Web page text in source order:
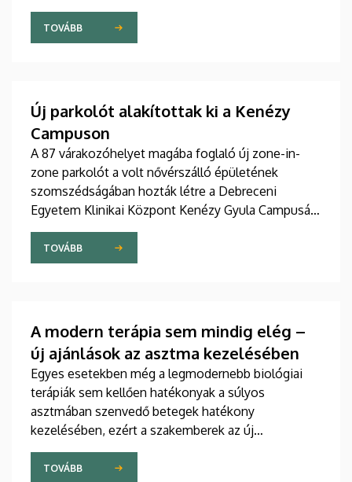
elnöke, valamint Szőllősi Anna ápolási és
szakdolgozói igazgató adta át pénteken
ünnepélyes keretek között az Elnöki Hivatalban.
TOVÁBB
Új parkolót alakítottak ki a Kenézy
Campuson
A 87 várakozóhelyet magába foglaló új zone-in-
zone parkolót a volt nővérszálló épületének
szomszédságában hozták létre a Debreceni
Egyetem Klinikai Központ Kenézy Gyula Campusán.
Az új területet várhatóan augusztusban nyitják meg
a járművek előtt.
TOVÁBB
A modern terápia sem mindig elég –
új ajánlások az asztma kezelésében
Egyes esetekben még a legmodernebb biológiai
terápiák sem kellően hatékonyak a súlyos
asztmában szenvedő betegek hatékony
kezelésében, ezért a szakemberek az új
gyógyszerek kifejlesztésére irányuló kutatások
felgyorsítását sürgetik. A témában a közelmúltban
TOVÁBB